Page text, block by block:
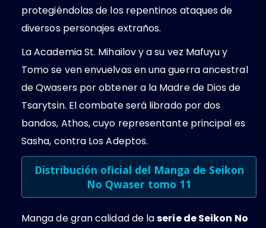
protegiéndolas de los repentinos ataques de
diversos personajes extraños.
La Academia St. Mihailov y a su vez Mafuyu y
Tomo se ven envuelvas en una guerra ancestral
de Qwasers por obtener a la Madre de Dios de
Tsarytsin. El combate será librado por dos
bandos, Athos, cuyo representante principal es
Sasha, contra Los Adeptos.
Distribución oficial del Manga de Seikon
No Qwaser tomo 11
Manga de gran calidad de laserie de Seikon No